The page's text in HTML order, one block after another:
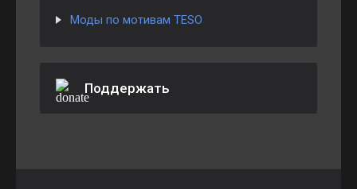
Моды по мотивам TESO
Поддержать